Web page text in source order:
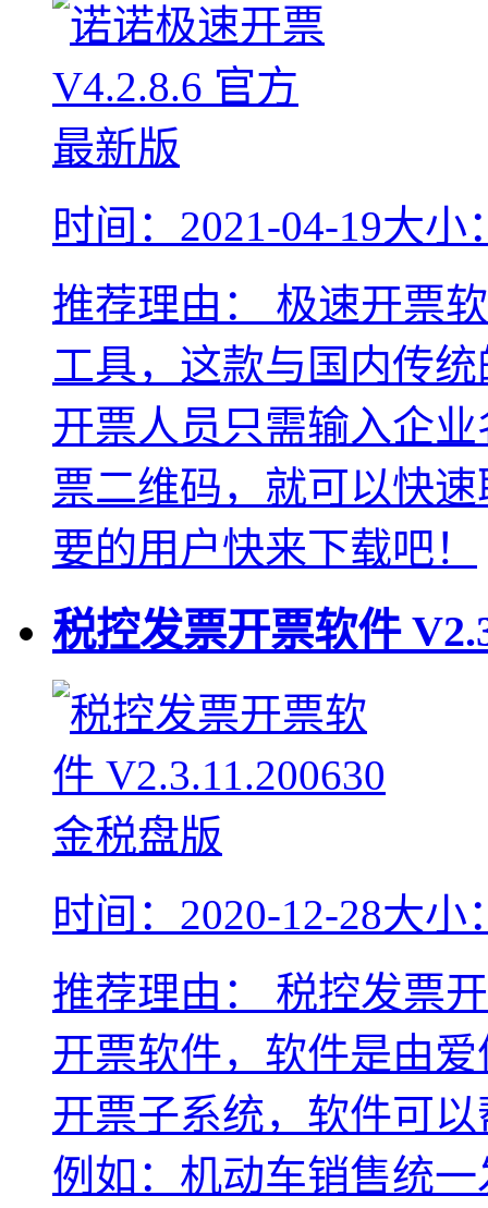
时间：2021-04-19大小
推荐理由：
极速开票
工具，这款与国内传
开票人员只需输入企
票二维码，就可以快
要的用户快来下载吧！
税控发票开票软件
时间：2020-12-28大小
推荐理由：
税控发票
开票软件，软件是由
开票子系统，软件可
例如：机动车销售统